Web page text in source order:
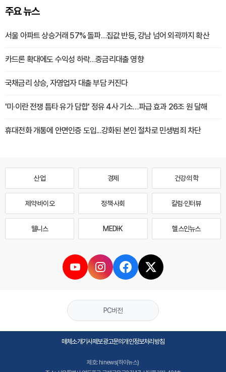
주요 뉴스
서울 아파트 상승거래 57% 돌파…집값 반등, 강남 넘어 외곽까지 확산
카드론 확대에도 수익성 하락…중금리대출 영향
국채금리 상승, 자영업자 대출 부담 커진다
'미·이란 전쟁 틈타 유가 담합' 정유 4사 기소…파급 효과 26조 원 달해
휴대전화 개통에 안면인증 도입...강화된 본인 절차로 민생범죄 차단
산업 경제 건강·의학
제약·바이오 정책·사회 칼럼·인터뷰
웰니스 MEDI·K 헬스인뉴스
PC버전
매체소개기사제보광고문의개인정보처리방침
제호: hinews(하이뉴스)